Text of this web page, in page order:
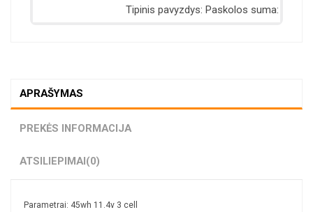
APRAŠYMAS
PREKĖS INFORMACIJA
ATSILIEPIMAI(0)
Parametrai: 45wh 11.4v 3 cell